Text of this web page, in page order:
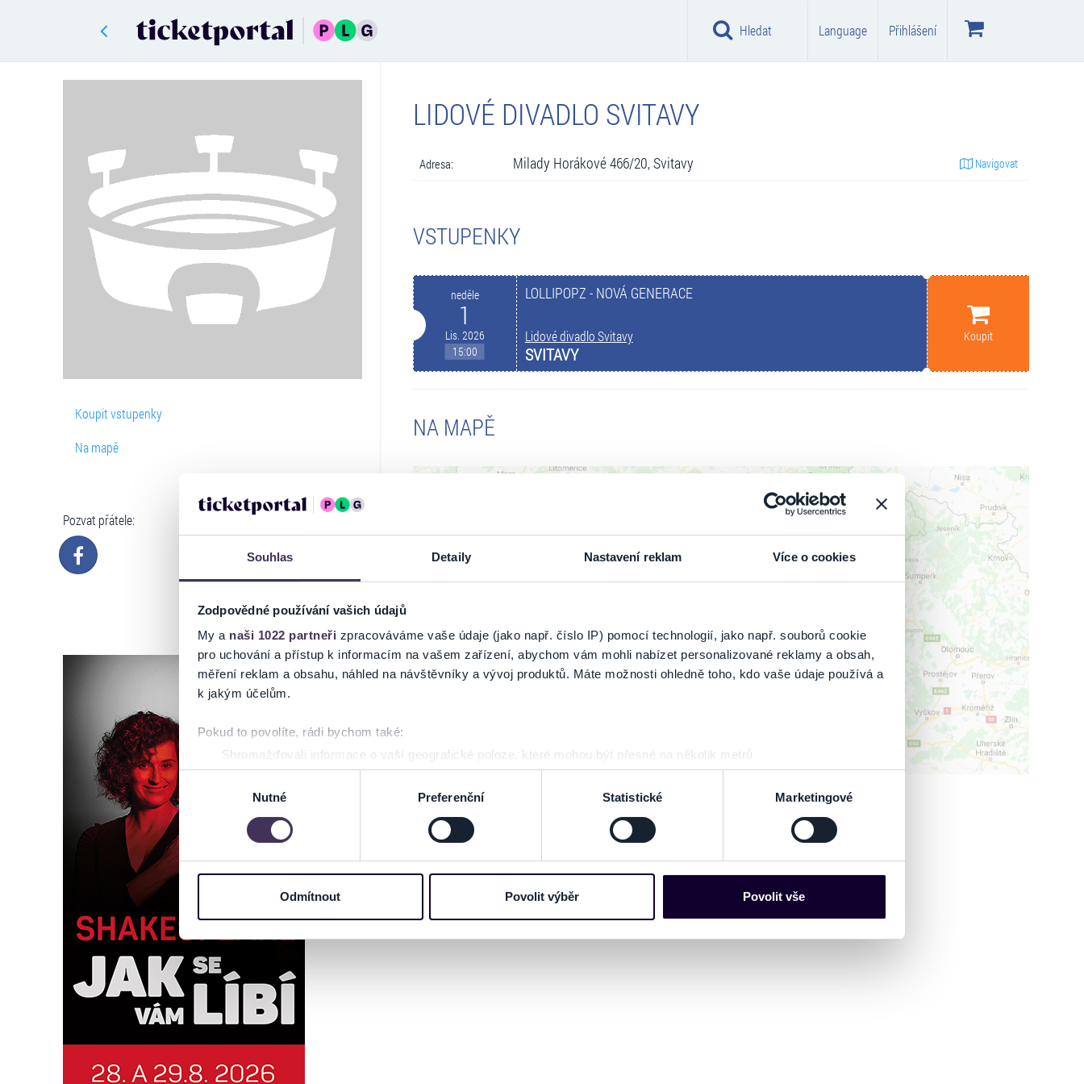
Souhlas Detaily Nastavení reklam Více o cookies
Zodpovědné používání vašich údajů
My a naši 1022 partneři zpracováváme vaše údaje (jako např. číslo IP) pomocí technologií, jako např. souborů cookie
pro uchování a přístup k informacím na vašem zařízení, abychom vám mohli nabízet personalizované reklamy a obsah,
měření reklam a obsahu, náhled na návštěvníky a vývoj produktů. Máte možnosti ohledně toho, kdo vaše údaje používá a
k jakým účelům.
Pokud to povolíte, rádi bychom také:
Shromažďovali informace o vaší geografické poloze, které mohou být přesné na několik metrů
Identifikovali vaše zařízení pomocí aktivního skenování pro konkrétní charakteristiky (otisk prstu)
Zjistěte více o tom, jak zpracováváme vaše osobní údaje, a nastavte si předvolby v
části s podrobnostmi. Svůj souhlas
můžete kdykoliv změnit nebo odvolat v části Prohlášení o souborech cookie.
informace o vašem zařízení nebo vaší aktivitě na našich webových stránkách. Tyto informace mohou představovat
osobní údaje. Získané informace používáme např. k analýze návštěvnosti webu nebo k personalizaci obsahu a reklam.
můžete kdykoliv změnit v zápatí stránky v záložce „Cookies a jejich nastavení“.
souhlasu
Nutné Preferenční Statistické Marketingové
Odmítnout Povolit výběr Povolit vše
Hledat Language Přihlášení
Koupit vstupenky
Na mapě
Pozvat přátele:
LIDOVÉ DIVADLO SVITAVY
Adresa: Milady Horákové 466/20, Svitavy Navigovat
VSTUPENKY
neděle
1
Lis. 2026
15:00
LOLLIPOPZ - NOVÁ GENERACE
Lidové divadlo Svitavy
SVITAVY
Koupit
NA MAPĚ